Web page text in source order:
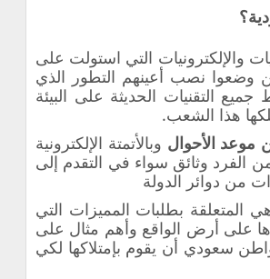
والإلكترونيات التي استولت على
وضعوا نصب أعينهم التطور الذي
التقنيات الحديثة على البيئة
هذا الشعب.
موعد الأحوال وبالأتمتة الإلكترونية
الفرد وثائق سواء في التقدم إلى
من دوائر الدولة
المتعلقة بطلبات المميزات التي
على أرض الواقع وأهم مثال على
سعودي أن يقوم بإمتلاكها لكي